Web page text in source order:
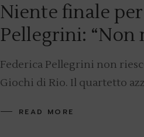
Niente finale
Pellegrini: “Non
Federica Pellegrini non
Giochi di Rio. Il quartetto
READ MORE